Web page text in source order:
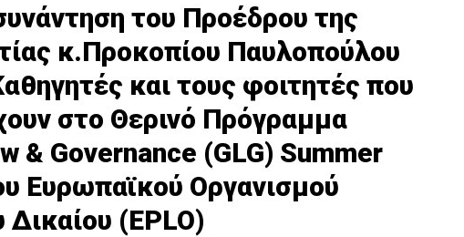
του Προέδρου της
κ.Προκοπίου Παυλοπούλου
και τους φοιτητές που
στο Θερινό Πρόγραμμα
& Governance (GLG) Summer
Ευρωπαϊκού Οργανισμού
(EPLO)